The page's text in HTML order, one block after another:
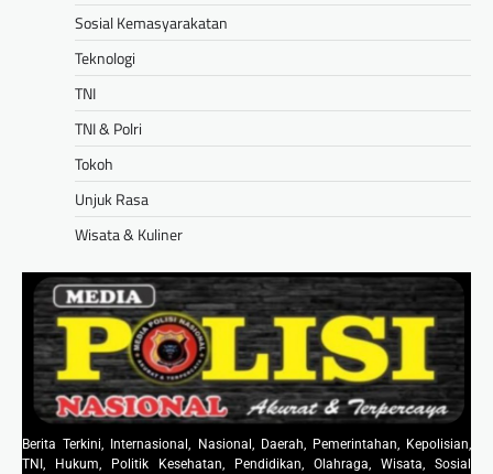
Sosial Kemasyarakatan
Teknologi
TNI
TNI & Polri
Tokoh
Unjuk Rasa
Wisata & Kuliner
Berita Terkini, Internasional, Nasional, Daerah, Pemerintahan, Kepolisian,
TNI, Hukum, Politik Kesehatan, Pendidikan, Olahraga, Wisata, Sosial